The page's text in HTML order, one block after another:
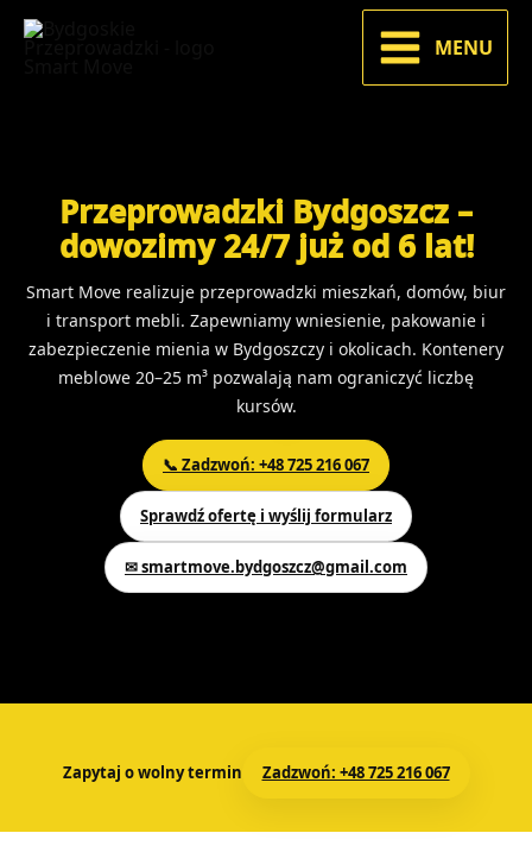
Przejdź
MENU
Przeprowadzki Bydgoszcz –
dowozimy 24/7 już od 6 lat!
Smart Move realizuje przeprowadzki mieszkań, domów, biur
i transport mebli. Zapewniamy wniesienie, pakowanie i
zabezpieczenie mienia w Bydgoszczy i okolicach. Kontenery
meblowe 20–25 m³ pozwalają nam ograniczyć liczbę
kursów.
📞 Zadzwoń: +48 725 216 067
Sprawdź ofertę i wyślij formularz
✉ smartmove.bydgoszcz@gmail.com
Zapytaj o wolny termin Zadzwoń: +48 725 216 067